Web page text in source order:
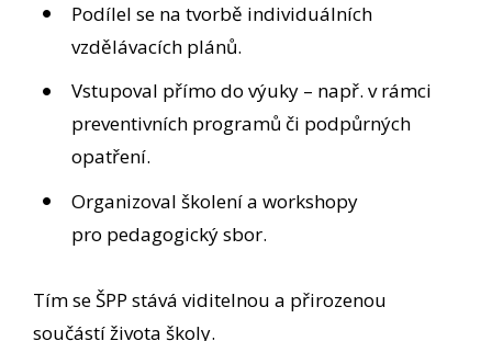
Podílel se na tvorbě individuálních
vzdělávacích plánů.
Vstupoval přímo do výuky – např. v rámci
preventivních programů či podpůrných
opatření.
Organizoval školení a workshopy
pro pedagogický sbor.
Tím se ŠPP stává viditelnou a přirozenou
součástí života školy.